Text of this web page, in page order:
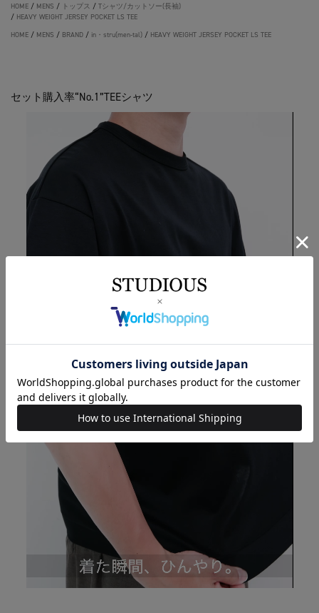
HOME / MENS / トップス / Tシャツ/カットソー(長袖)
/ HEAVY WEIGHT JERSEY POCKET LS TEE
HOME / MENS / BRAND / in・stru(men-tal) / HEAVY WEIGHT JERSEY POCKET LS TEE
セット購入率“No.1”TEEシャツ